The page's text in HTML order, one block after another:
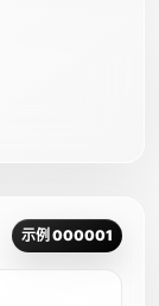
示例 000001